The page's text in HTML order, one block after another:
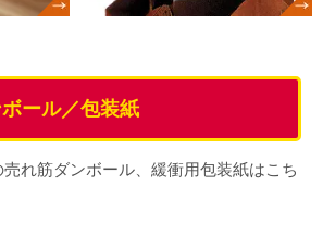
ール／包装紙
れ筋ダンボール、緩衝用包装紙はこち